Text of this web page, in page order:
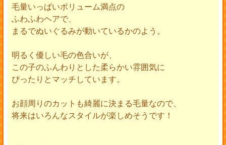
毛量いっぱいボリューム満点の
ふわふわヘアで、
まるでぬいぐるみが動いているかのよう。
明るく優しい毛の色合いが、
この子のふんわりとした柔らかい雰囲気に
ぴったりとマッチしています。
お顔周りのカットも綺麗に決まる毛量なので、
将来はいろんなスタイルが楽しめそうです！